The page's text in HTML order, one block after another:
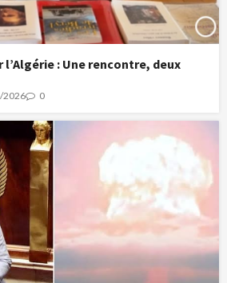
l’Algérie : Une rencontre, deux
2026 0